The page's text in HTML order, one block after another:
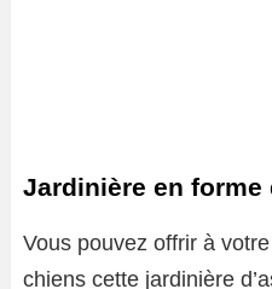
Jardinière en forme
Vous pouvez offrir à
chiens cette jardinière